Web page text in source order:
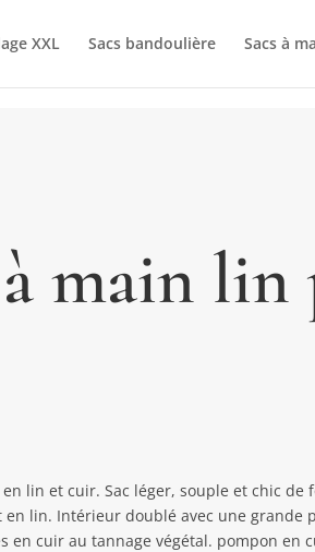
XXL Sacs bandoulière Sacs à
à main
lin et cuir. Sac léger, souple et chic de
en lin. Intérieur doublé avec une grande
en cuir au tannage végétal. pompon en